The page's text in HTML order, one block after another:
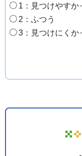
1：見つけやすか
2：ふつう
3：見つけにくか